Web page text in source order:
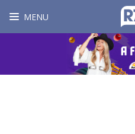
MENU